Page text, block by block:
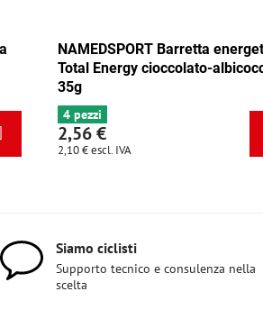
NAMEDSPORT Barretta energetica
Total Energy mix Tango 35g
5 pezzi
2,56 €
escl. IVA
Siamo ciclisti
Supporto tecnico e consulenza nella
scelta